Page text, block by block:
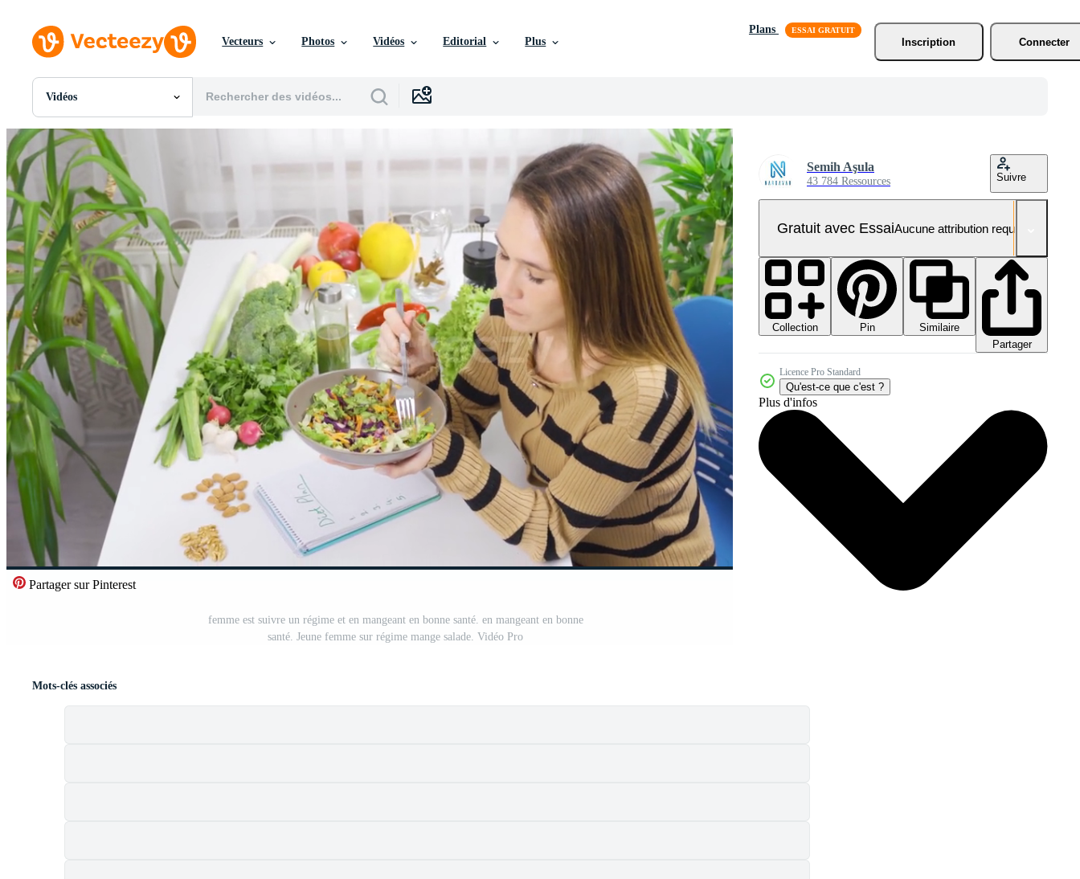
Vecteurs Photos Vidéos Editorial Plus
Plans
Inscription
Connecter
Vidéos
Toutes Images
Photos
PNGs
PSDs
SVGs
Modèles
Vecteurs
Vidéos
Motion graphics
Images Éditoriales
Événements Éditoriaux
Partager sur Pinterest
femme est suivre un régime et en mangeant en bonne santé. en mangeant en bonne
santé. Jeune femme sur régime mange salade. Vidéo Pro
Semih Aşula
43 784 Ressources Suivre
Gratuit avec EssaiAucune attribution requise
Collection Pin
Similaire
Partager
Licence Pro Standard
Qu'est-ce que c'est ?
Plus d'infos
Mots-clés associés